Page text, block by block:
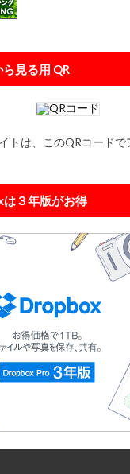
見る用 QR
トは、このQRコードで
３年版がお得